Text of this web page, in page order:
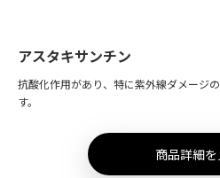
アスタキサンチン
抗酸化作用があり、特に紫外線ダメージ
す。
商品詳細を